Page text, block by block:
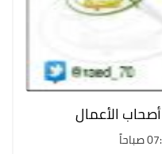
الأعمال